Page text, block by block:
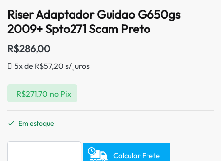
Riser Adaptador Guidao G650gs
2009+ Spto271 Scam Preto
R$286,00
5x de R$57,20 s/ juros
R$271,70 no Pix
Em estoque
Calcular Frete